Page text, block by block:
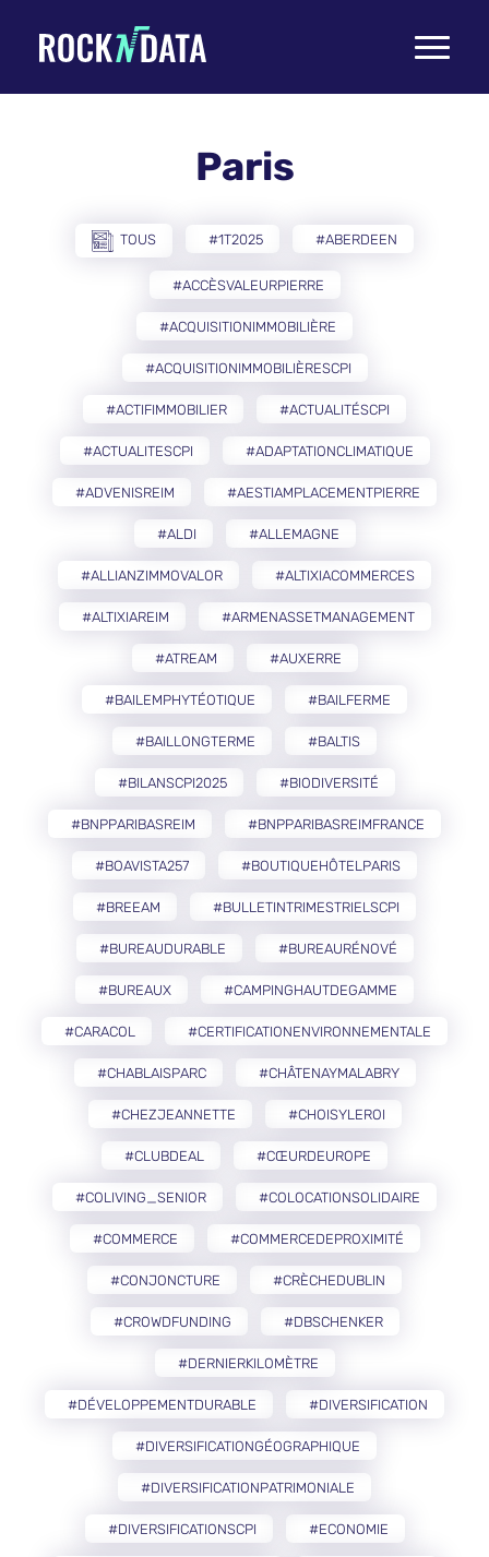
Toggle
Paris
TOUS #1T2025 #ABERDEEN
#ACCÈSVALEURPIERRE
#ACQUISITIONIMMOBILIÈRE
#ACQUISITIONIMMOBILIÈRESCPI
#ACTIFIMMOBILIER #ACTUALITÉSCPI
#ACTUALITESCPI #ADAPTATIONCLIMATIQUE
#ADVENISREIM #AESTIAMPLACEMENTPIERRE
#ALDI #ALLEMAGNE
#ALLIANZIMMOVALOR #ALTIXIACOMMERCES
#ALTIXIAREIM #ARMENASSETMANAGEMENT
#ATREAM #AUXERRE
#BAILEMPHYTÉOTIQUE #BAILFERME
#BAILLONGTERME #BALTIS
#BILANSCPI2025 #BIODIVERSITÉ
#BNPPARIBASREIM #BNPPARIBASREIMFRANCE
#BOAVISTA257 #BOUTIQUEHÔTELPARIS
#BREEAM #BULLETINTRIMESTRIELSCPI
#BUREAUDURABLE #BUREAURÉNOVÉ
#BUREAUX #CAMPINGHAUTDEGAMME
#CARACOL #CERTIFICATIONENVIRONNEMENTALE
#CHABLAISPARC #CHÂTENAYMALABRY
#CHEZJEANNETTE #CHOISYLEROI
#CLUBDEAL #CŒURDEUROPE
#COLIVING_SENIOR #COLOCATIONSOLIDAIRE
#COMMERCE #COMMERCEDEPROXIMITÉ
#CONJONCTURE #CRÈCHEDUBLIN
#CROWDFUNDING #DBSCHENKER
#DERNIERKILOMÈTRE
#DÉVELOPPEMENTDURABLE #DIVERSIFICATION
#DIVERSIFICATIONGÉOGRAPHIQUE
#DIVERSIFICATIONPATRIMONIALE
#DIVERSIFICATIONSCPI #ECONOMIE